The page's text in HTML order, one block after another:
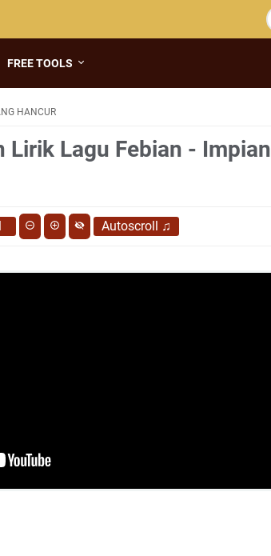
FREE TOOLS
HANCUR
Lirik Lagu Febian - Impian
Autoscroll ♫